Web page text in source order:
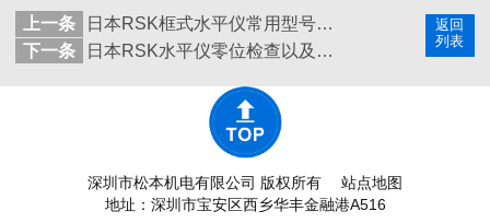
返回
列表
上一条
日本RSK框式水平仪常用型号及使用方法
下一条
日本RSK水平仪零位检查以及调整方法
深圳市松本机电有限公司 版权所有 站点地图
地址：深圳市宝安区西乡华丰金融港A516